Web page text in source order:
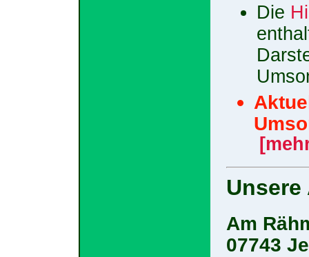
Die
Am
07743